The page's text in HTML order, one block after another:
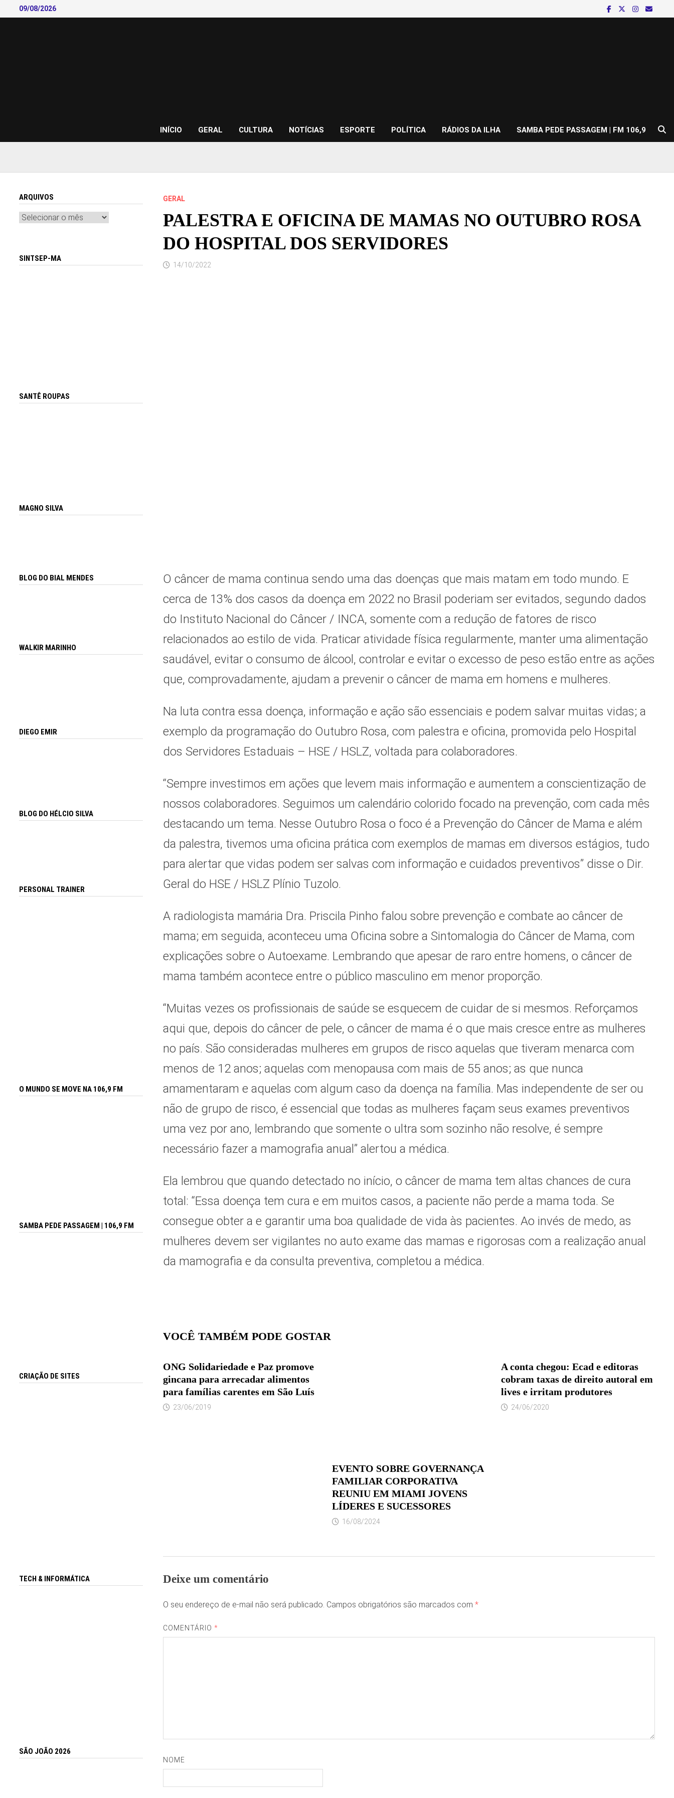
to
09/08/2026
INÍCIO GERAL CULTURA NOTÍCIAS ESPORTE POLÍTICA RÁDIOS DA ILHA SAMBA PEDE PASSAGEM | FM 106,9
GERAL
PALESTRA E OFICINA DE MAMAS NO OUTUBRO ROSA
DO HOSPITAL DOS SERVIDORES
14/10/2022
O câncer de mama continua sendo uma das doenças que mais matam em todo mundo. E
cerca de 13% dos casos da doença em 2022 no Brasil poderiam ser evitados, segundo dados
do Instituto Nacional do Câncer / INCA, somente com a redução de fatores de risco
relacionados ao estilo de vida. Praticar atividade física regularmente, manter uma alimentação
saudável, evitar o consumo de álcool, controlar e evitar o excesso de peso estão entre as ações
que, comprovadamente, ajudam a prevenir o câncer de mama em homens e mulheres.
Na luta contra essa doença, informação e ação são essenciais e podem salvar muitas vidas; a
exemplo da programação do Outubro Rosa, com palestra e oficina, promovida pelo Hospital
dos Servidores Estaduais – HSE / HSLZ, voltada para colaboradores.
“Sempre investimos em ações que levem mais informação e aumentem a conscientização de
nossos colaboradores. Seguimos um calendário colorido focado na prevenção, com cada mês
destacando um tema. Nesse Outubro Rosa o foco é a Prevenção do Câncer de Mama e além
da palestra, tivemos uma oficina prática com exemplos de mamas em diversos estágios, tudo
para alertar que vidas podem ser salvas com informação e cuidados preventivos” disse o Dir.
Geral do HSE / HSLZ Plínio Tuzolo.
A radiologista mamária Dra. Priscila Pinho falou sobre prevenção e combate ao câncer de
mama; em seguida, aconteceu uma Oficina sobre a Sintomalogia do Câncer de Mama, com
explicações sobre o Autoexame. Lembrando que apesar de raro entre homens, o câncer de
mama também acontece entre o público masculino em menor proporção.
“Muitas vezes os profissionais de saúde se esquecem de cuidar de si mesmos. Reforçamos
aqui que, depois do câncer de pele, o câncer de mama é o que mais cresce entre as mulheres
no país. São consideradas mulheres em grupos de risco aquelas que tiveram menarca com
menos de 12 anos; aquelas com menopausa com mais de 55 anos; as que nunca
amamentaram e aquelas com algum caso da doença na família. Mas independente de ser ou
não de grupo de risco, é essencial que todas as mulheres façam seus exames preventivos
uma vez por ano, lembrando que somente o ultra som sozinho não resolve, é sempre
necessário fazer a mamografia anual” alertou a médica.
Ela lembrou que quando detectado no início, o câncer de mama tem altas chances de cura
total: “Essa doença tem cura e em muitos casos, a paciente não perde a mama toda. Se
consegue obter a e garantir uma boa qualidade de vida às pacientes. Ao invés de medo, as
mulheres devem ser vigilantes no auto exame das mamas e rigorosas com a realização anual
da mamografia e da consulta preventiva, completou a médica.
VOCÊ TAMBÉM PODE GOSTAR
ONG Solidariedade e Paz promove
gincana para arrecadar alimentos
para famílias carentes em São Luís
23/06/2019
EVENTO SOBRE GOVERNANÇA
FAMILIAR CORPORATIVA
REUNIU EM MIAMI JOVENS
LÍDERES E SUCESSORES
16/08/2024
A conta chegou: Ecad e editoras
cobram taxas de direito autoral em
lives e irritam produtores
24/06/2020
Deixe um comentário
O seu endereço de e-mail não será publicado. Campos obrigatórios são marcados com *
COMENTÁRIO*
NOME
ARQUIVOS
Arquivos
SINTSEP-MA
SANTÊ ROUPAS
MAGNO SILVA
BLOG DO BIAL MENDES
WALKIR MARINHO
DIEGO EMIR
BLOG DO HÉLCIO SILVA
PERSONAL TRAINER
O MUNDO SE MOVE NA 106,9 FM
SAMBA PEDE PASSAGEM | 106,9 FM
CRIAÇÃO DE SITES
TECH & INFORMÁTICA
SÃO JOÃO 2026